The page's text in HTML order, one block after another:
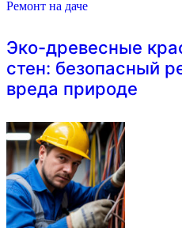
Ремонт на даче
Эко-древесные
стен: безопасный
вреда природе